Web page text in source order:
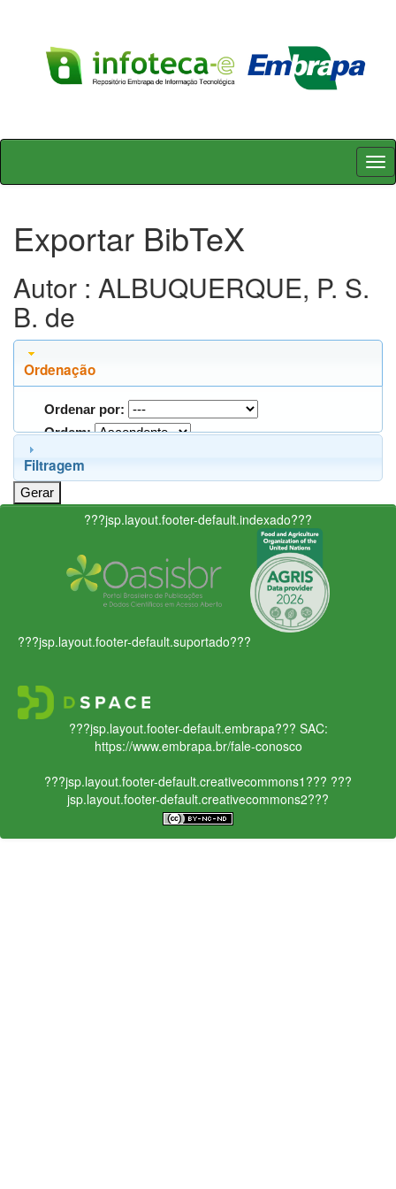
Skip
Exportar BibTeX
Autor : ALBUQUERQUE, P. S.
B. de
Ordenação
Ordenar por:
Ordem:
Filtragem
???jsp.layout.footer-default.indexado???
???jsp.layout.footer-default.suportado???
???jsp.layout.footer-default.embrapa??? SAC:
https://www.embrapa.br/fale-conosco
???jsp.layout.footer-default.creativecommons1??? ???
jsp.layout.footer-default.creativecommons2???